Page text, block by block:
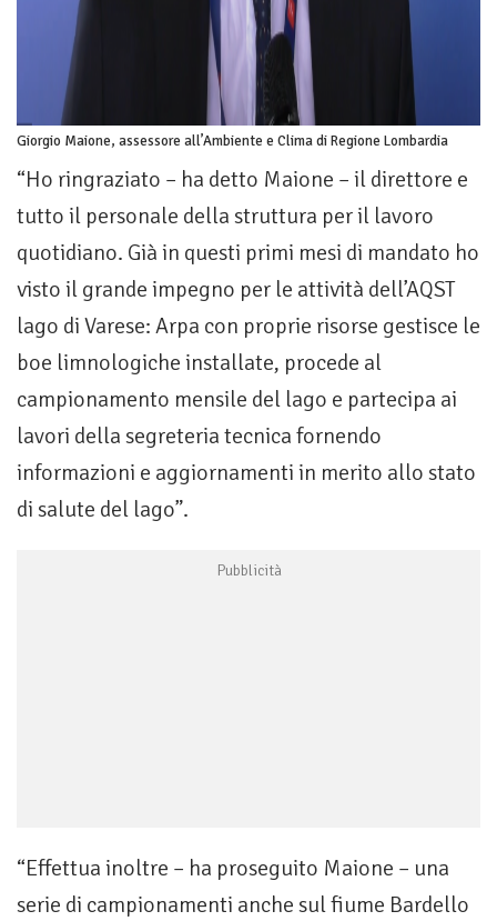
Giorgio Maione, assessore all’Ambiente e Clima di Regione Lombardia
“Ho ringraziato – ha detto Maione – il direttore e
tutto il personale della struttura per il lavoro
quotidiano. Già in questi primi mesi di mandato ho
visto il grande impegno per le attività dell’AQST
lago di Varese: Arpa con proprie risorse gestisce le
boe limnologiche installate, procede al
campionamento mensile del lago e partecipa ai
lavori della segreteria tecnica fornendo
informazioni e aggiornamenti in merito allo stato
di salute del lago”.
“Effettua inoltre – ha proseguito Maione – una
serie di campionamenti anche sul fiume Bardello